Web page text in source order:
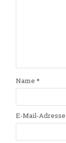
Name *
E-Mail-Adresse